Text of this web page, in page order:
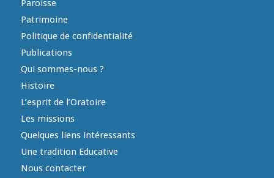
Paroisse
Patrimoine
Politique de confidentialité
Publications
Qui sommes-nous ?
Histoire
L’esprit de l’Oratoire
Les missions
Quelques liens intéressants
Une tradition Educative
Nous contacter